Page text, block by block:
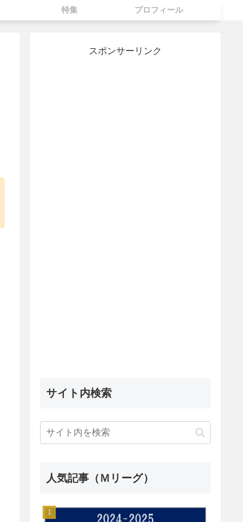
特集 プロフィール
スポンサーリンク
サイト内検索
人気記事（Ｍリーグ）